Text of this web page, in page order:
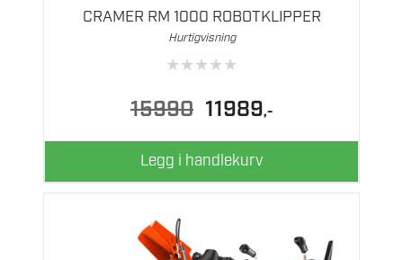
CRAMER RM 1000 ROBOTKLIPPER
Hurtigvisning
★★★★★
15990
Opprinnelig
pris
var:
15990.
11989pris
er:
,-
Legg i handlekurv